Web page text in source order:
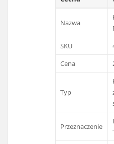
Nazwa
SKU
Cena
Typ
Przeznaczenie